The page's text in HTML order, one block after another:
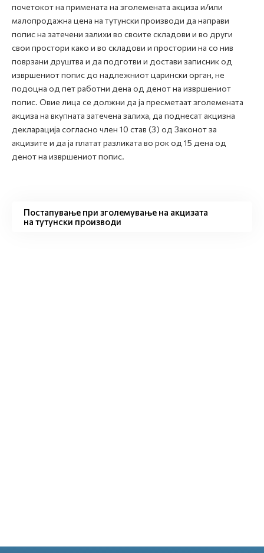
почетокот на примената на зголемената акциза и/или
малопродажна цена на тутунски производи да направи
попис на затечени залихи во своите складови и во други
свои простори како и во складови и простории на со нив
поврзани друштва и да подготви и достави записник од
извршениот попис до надлежниот царински орган, не
подоцна од пет работни дена од денот на извршениот
попис. Овие лица се должни да ја пресметаат зголемената
акциза на вкупната затечена залиха, да поднесат акцизна
декларација согласно член 10 став (3) од Законот за
акцизите и да ја платат разликата во рок од 15 дена од
денот на извршениот попис.
Постапување при зголемување на акцизата
на тутунски производи